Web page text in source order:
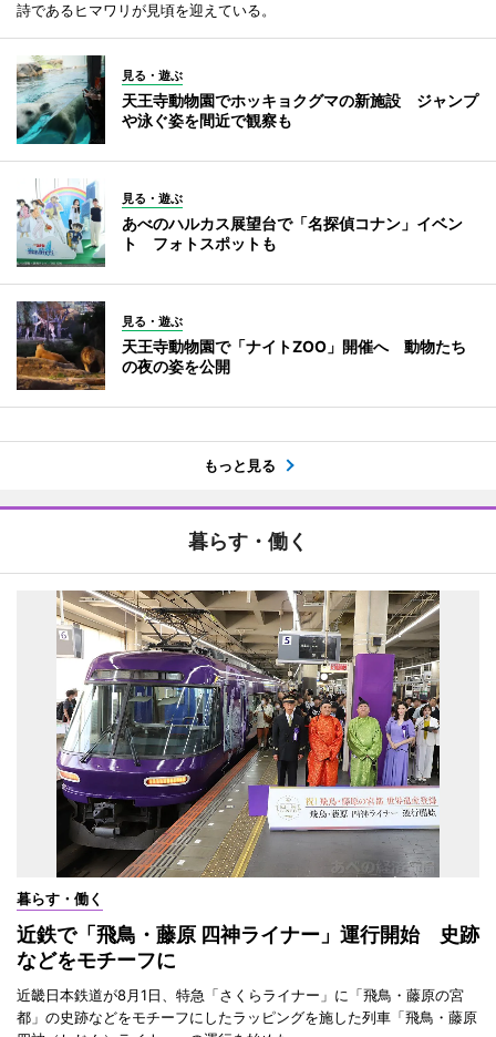
詩であるヒマワリが見頃を迎えている。
見る・遊ぶ
天王寺動物園でホッキョクグマの新施設 ジャンプ
や泳ぐ姿を間近で観察も
見る・遊ぶ
あべのハルカス展望台で「名探偵コナン」イベン
ト フォトスポットも
見る・遊ぶ
天王寺動物園で「ナイトZOO」開催へ 動物たち
の夜の姿を公開
もっと見る
暮らす・働く
暮らす・働く
近鉄で「飛鳥・藤原 四神ライナー」運行開始 史跡
などをモチーフに
近畿日本鉄道が8月1日、特急「さくらライナー」に「飛鳥・藤原の宮
都」の史跡などをモチーフにしたラッピングを施した列車「飛鳥・藤原